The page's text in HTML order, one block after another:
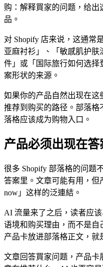
购：解释買家的问题，给
品。
对 Shopify 店来说，这通常
亚麻衬衫」、「敏感肌护
件」或「国际旅行如何选
案形状的来源。
如果你的产品自然出现在这
推荐到购买的路径。部落格
落格应该成为购物入口。
产品必须出现在答
很多 Shopify 部落格的问题
答案里。文章可能有用，但
now」这样的泛連結。
AI 流量来了之后，读者应
语境和购买理由，而不是自
产品卡放进部落格正文，就
文章回答買家问题，产品